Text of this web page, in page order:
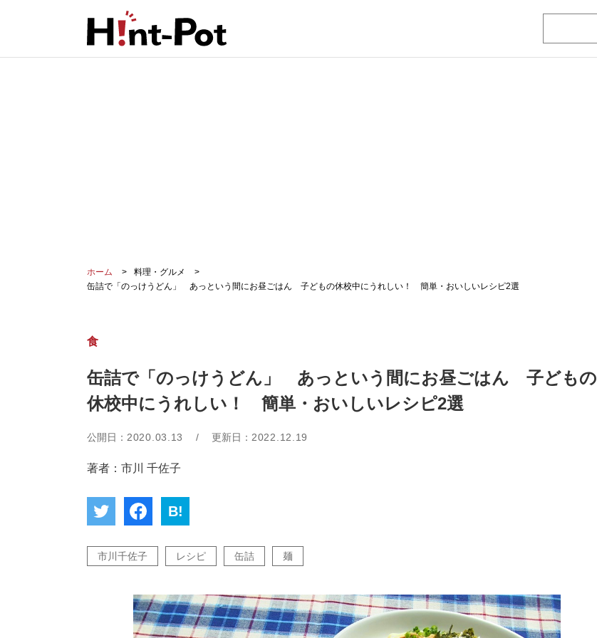
ホーム
料理・グルメ
缶詰で「のっけうどん」 あっという間にお昼ごはん 子どもの休校中にうれしい！ 簡単・おいしいレシピ2選
食
缶詰で「のっけうどん」 あっという間にお昼ごはん 子どもの
休校中にうれしい！ 簡単・おいしいレシピ2選
公開日： 2020.03.13 / 更新日： 2022.12.19
著者：市川 千佐子
B!
市川千佐子 レシピ 缶詰 麺